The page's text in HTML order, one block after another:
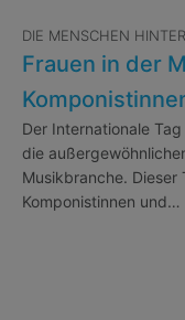
DIE MENSCHEN
Frauen in der
Der Internationale
die
Musikbranche.
Komponistinnen und…